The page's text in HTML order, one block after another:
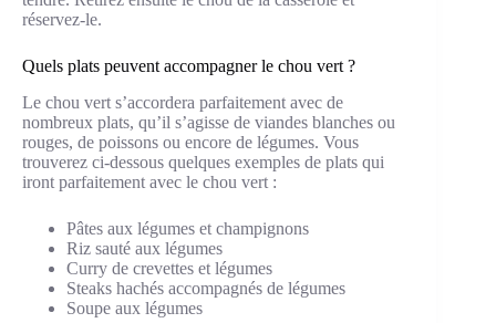
réservez-le.
Quels plats peuvent accompagner le chou vert ?
Le chou vert s’accordera parfaitement avec de
nombreux plats, qu’il s’agisse de viandes blanches ou
rouges, de poissons ou encore de légumes. Vous
trouverez ci-dessous quelques exemples de plats qui
iront parfaitement avec le chou vert :
Pâtes aux légumes et champignons
Riz sauté aux légumes
Curry de crevettes et légumes
Steaks hachés accompagnés de légumes
Soupe aux légumes